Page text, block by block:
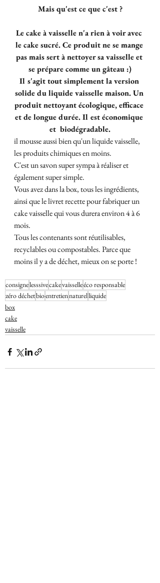
Mais qu'est ce que c'est ?
Le cake à vaisselle n'a rien à voir avec
le cake sucré. Ce produit ne se mange
pas mais sert à nettoyer sa vaisselle et
se prépare comme un gâteau :)
Il s'agit tout simplement la version
solide du liquide vaisselle maison. Un
produit nettoyant écologique, efficace
et de longue durée. Il est économique
et  biodégradable.
il mousse aussi bien qu'un liquide vaisselle,
les produits chimiques en moins.
C'est un savon super sympa à réaliser et
également super simple.
Vous avez dans la box, tous les ingrédients,
ainsi que le livret recette pour fabriquer un
cake vaisselle qui vous durera environ 4 à 6
mois.
Tous les contenants sont réutilisables,
recyclables ou compostables. Parce que
moins il y a de déchet, mieux on se porte !
consignelesssivecakevaisselleéco responsable
zéro déchetbioentretiennaturelliquide
box
cake
vaisselle